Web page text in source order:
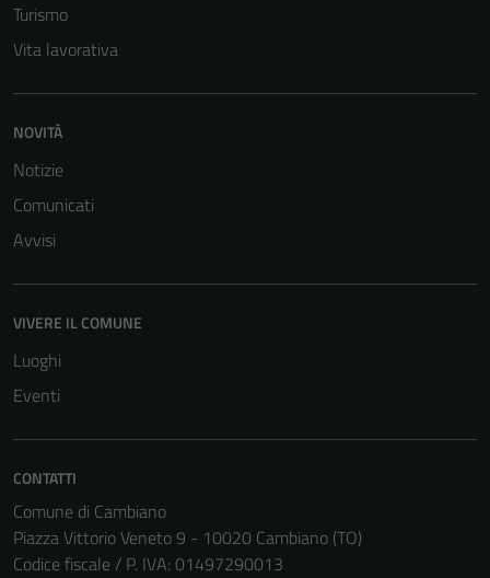
Turismo
Vita lavorativa
NOVITÀ
Notizie
Comunicati
Avvisi
VIVERE IL COMUNE
Luoghi
Eventi
CONTATTI
Comune di Cambiano
Piazza Vittorio Veneto 9 - 10020 Cambiano (TO)
Codice fiscale / P. IVA: 01497290013